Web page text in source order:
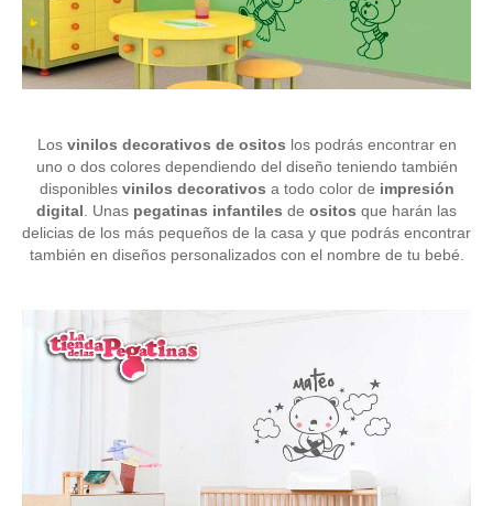
Los vinilos decorativos de ositos los podrás encontrar en
uno o dos colores dependiendo del diseño teniendo también
disponibles vinilos decorativos a todo color de impresión
digital . Unas pegatinas infantiles de ositos que harán las
delicias de los más pequeños de la casa y que podrás encontrar
también en diseños personalizados con el nombre de tu bebé.